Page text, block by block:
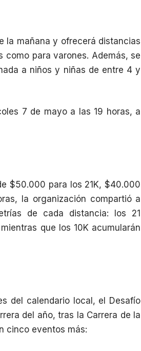
la mañana y ofrecerá distancias
como para varones. Además, se
a niños y niñas de entre 4 y
7 de mayo a las 19 horas, a
$50.000 para los 21K, $40.000
la organización compartió a
de cada distancia: los 21
que los 10K acumularán
del calendario local, el Desafío
del año, tras la Carrera de la
cinco eventos más: